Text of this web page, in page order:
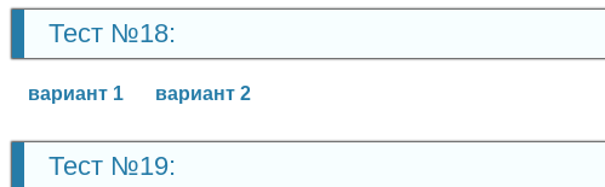
Тест №18:
вариант 1 вариант 2
Тест №19: